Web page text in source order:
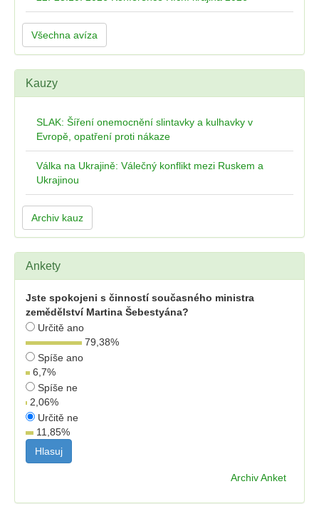
Všechna avíza
Kauzy
SLAK: Šíření onemocnění slintavky a kulhavky v
Evropě, opatření proti nákaze
Válka na Ukrajině: Válečný konflikt mezi Ruskem a
Ukrajinou
Archiv kauz
Ankety
Jste spokojeni s činností současného ministra
zemědělství Martina Šebestyána?
Určitě ano
79,38%
Spíše ano
6,7%
Spíše ne
2,06%
Určitě ne
11,85%
Archiv Anket